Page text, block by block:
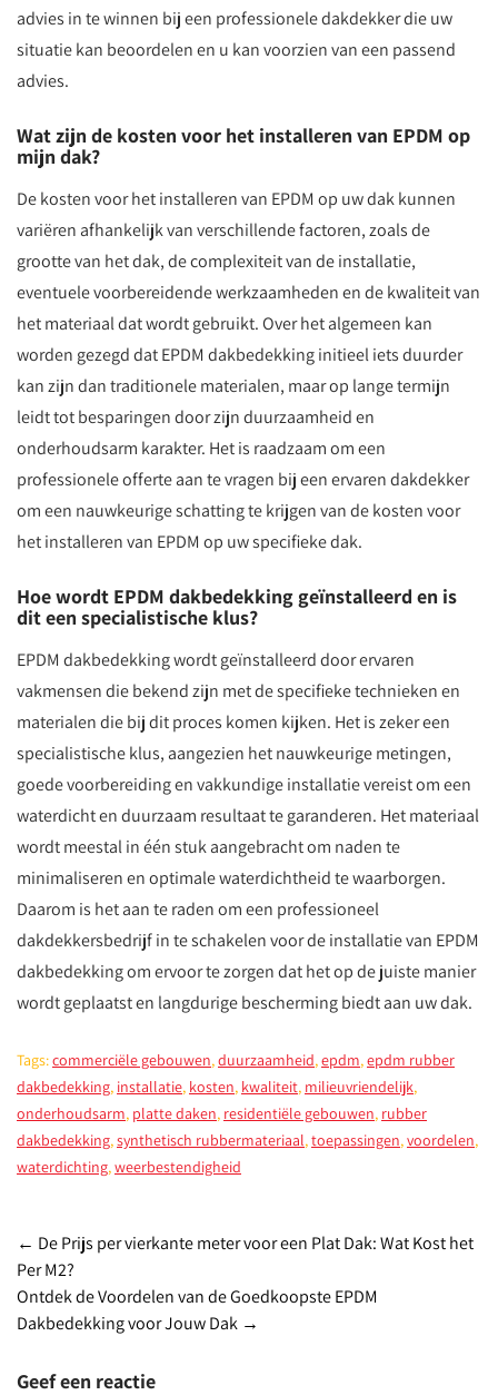
advies in te winnen bij een professionele dakdekker die uw
situatie kan beoordelen en u kan voorzien van een passend
advies.
Wat zijn de kosten voor het installeren van EPDM op
mijn dak?
De kosten voor het installeren van EPDM op uw dak kunnen
variëren afhankelijk van verschillende factoren, zoals de
grootte van het dak, de complexiteit van de installatie,
eventuele voorbereidende werkzaamheden en de kwaliteit van
het materiaal dat wordt gebruikt. Over het algemeen kan
worden gezegd dat EPDM dakbedekking initieel iets duurder
kan zijn dan traditionele materialen, maar op lange termijn
leidt tot besparingen door zijn duurzaamheid en
onderhoudsarm karakter. Het is raadzaam om een
professionele offerte aan te vragen bij een ervaren dakdekker
om een nauwkeurige schatting te krijgen van de kosten voor
het installeren van EPDM op uw specifieke dak.
Hoe wordt EPDM dakbedekking geïnstalleerd en is
dit een specialistische klus?
EPDM dakbedekking wordt geïnstalleerd door ervaren
vakmensen die bekend zijn met de specifieke technieken en
materialen die bij dit proces komen kijken. Het is zeker een
specialistische klus, aangezien het nauwkeurige metingen,
goede voorbereiding en vakkundige installatie vereist om een
waterdicht en duurzaam resultaat te garanderen. Het materiaal
wordt meestal in één stuk aangebracht om naden te
minimaliseren en optimale waterdichtheid te waarborgen.
Daarom is het aan te raden om een professioneel
dakdekkersbedrijf in te schakelen voor de installatie van EPDM
dakbedekking om ervoor te zorgen dat het op de juiste manier
wordt geplaatst en langdurige bescherming biedt aan uw dak.
Tags:commerciële gebouwen,duurzaamheid,epdm,epdm rubber
dakbedekking, installatie, kosten, kwaliteit, milieuvriendelijk,
onderhoudsarm, platte daken, residentiële gebouwen, rubber
dakbedekking,synthetisch rubbermateriaal,toepassingen,voordelen,
waterdichting,weerbestendigheid
Post
navigation
← De Prijs per vierkante meter voor een Plat Dak: Wat Kost het
Per M2?
Ontdek de Voordelen van de Goedkoopste EPDM
Dakbedekking voor Jouw Dak →
Geef een reactie